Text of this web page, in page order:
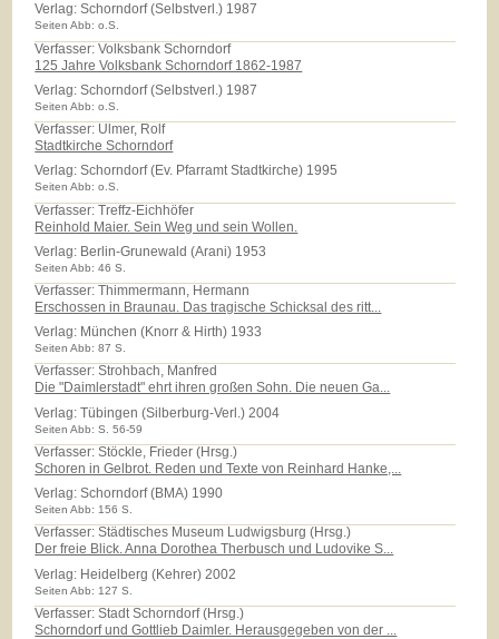
Verlag:Schorndorf (Selbstverl.) 1987
Seiten Abb: o.S.
Verfasser: Volksbank Schorndorf
125 Jahre Volksbank Schorndorf 1862-1987
Verlag:Schorndorf (Selbstverl.) 1987
Seiten Abb: o.S.
Verfasser: Ulmer, Rolf
Stadtkirche Schorndorf
Verlag:Schorndorf (Ev. Pfarramt Stadtkirche) 1995
Seiten Abb: o.S.
Verfasser: Treffz-Eichhöfer
Reinhold Maier. Sein Weg und sein Wollen.
Verlag: Berlin-Grunewald (Arani) 1953
Seiten Abb: 46 S.
Verfasser: Thimmermann, Hermann
Erschossen in Braunau. Das tragische Schicksal des ritt...
Verlag: München (Knorr & Hirth) 1933
Seiten Abb: 87 S.
Verfasser: Strohbach, Manfred
Die "Daimlerstadt" ehrt ihren großen Sohn. Die neuen Ga...
Verlag:Tübingen (Silberburg-Verl.) 2004
Seiten Abb: S. 56-59
Verfasser: Stöckle, Frieder (Hrsg.)
Schoren in Gelbrot. Reden und Texte von Reinhard Hanke,...
Verlag:Schorndorf (BMA) 1990
Seiten Abb: 156 S.
Verfasser: Städtisches Museum Ludwigsburg (Hrsg.)
Der freie Blick. Anna Dorothea Therbusch und Ludovike S...
Verlag: Heidelberg (Kehrer) 2002
Seiten Abb: 127 S.
Verfasser: Stadt Schorndorf (Hrsg.)
Schorndorf und Gottlieb Daimler. Herausgegeben von der ...